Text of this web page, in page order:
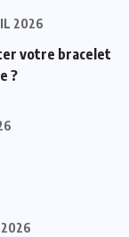
2026
votre bracelet
?
2026